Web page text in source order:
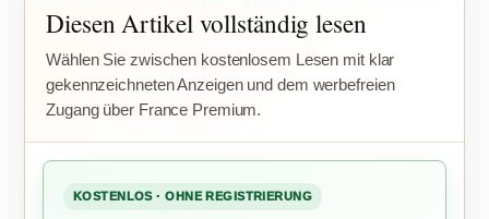
Diesen Artikel vollständig lesen
Wählen Sie zwischen kostenlosem Lesen mit klar
gekennzeichneten Anzeigen und dem werbefreien
Zugang über France Premium.
KOSTENLOS · OHNE REGISTRIERUNG